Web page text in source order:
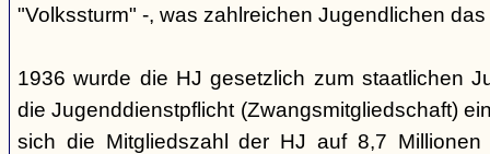
"Volkssturm" -, was zahlreichen Jugendlichen
1936 wurde die HJ gesetzlich zum staatlichen
die Jugenddienstpflicht (Zwangsmitgliedschaft)
sich die Mitgliedszahl der HJ auf 8,7 Millionen